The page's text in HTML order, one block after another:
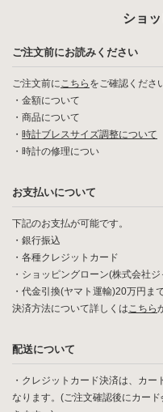
ショ
ご注文前にお読みください
ご注文前にこちら をご確認くださ
・ 金額について
・ 商品について
・ 時計ブレスサイズ調整について
・ 時計の修理につい
お支払いについて
下記のお支払が可能です。
・銀行振込
・各種クレジットカード
・ショッピングローン(株式会社
・代金引換(ヤマト運輸)20万円ま
決済方法について詳しくはこちら
配送について
・クレジットカード決済は、カ
なります。(ご注文確認後にカー